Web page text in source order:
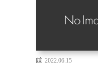
2022.06.15